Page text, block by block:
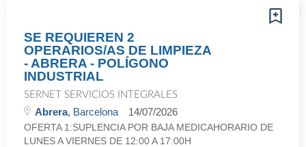
SE REQUIEREN 2
OPERARIOS/AS DE LIMPIEZA
- ABRERA - POLÍGONO
INDUSTRIAL
SERNET SERVICIOS INTEGRALES
Abrera, Barcelona 14/07/2026
OFERTA 1:SUPLENCIA POR BAJA MEDICAHORARIO DE
LUNES A VIERNES DE 12:00 A 17:00H